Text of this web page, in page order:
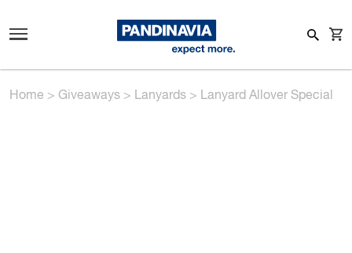
Home > Giveaways > Lanyards > Lanyard Allover Special